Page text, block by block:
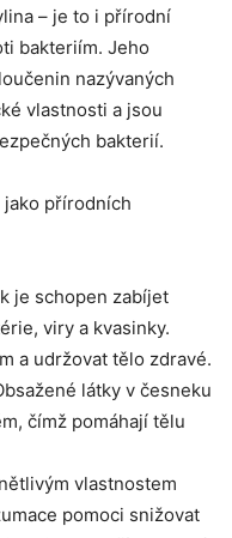
– je to i⁤ přírodní​
bakteriím.‌ Jeho
nazývaných
vlastnosti ⁢a jsou
bakterií.
přírodních
je schopen zabíjet
viry a kvasinky.
‌a udržovat‌ tělo​ zdravé.
látky ‌v česneku
čímž pomáhají ⁤tělu
vlastnostem
⁣pomoci snižovat